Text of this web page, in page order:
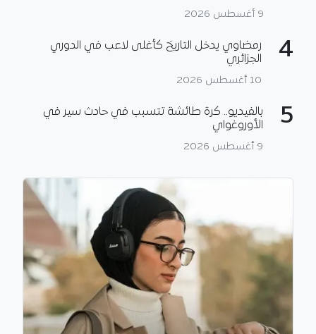
9 أغسطس 2026
4
رمضاوي يدخل التاريخ كأغلى لاعب في الدوري
الجزائري
10 أغسطس 2026
5
بالفيديو.. كرة طائشة تتسبب في حادث سير في
الأوروغواي
9 أغسطس 2026